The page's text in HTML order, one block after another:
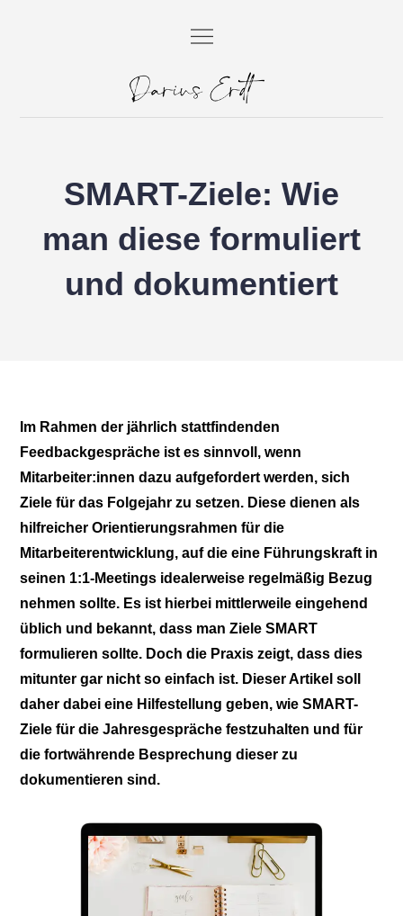
Darius Erdt
SMART-Ziele: Wie
man diese formuliert
und dokumentiert
Im Rahmen der jährlich stattfindenden
Feedbackgespräche ist es sinnvoll, wenn
Mitarbeiter:innen dazu aufgefordert werden, sich
Ziele für das Folgejahr zu setzen. Diese dienen als
hilfreicher Orientierungsrahmen für die
Mitarbeiterentwicklung, auf die eine Führungskraft in
seinen 1:1-Meetings idealerweise regelmäßig Bezug
nehmen sollte. Es ist hierbei mittlerweile eingehend
üblich und bekannt, dass man Ziele SMART
formulieren sollte. Doch die Praxis zeigt, dass dies
mitunter gar nicht so einfach ist. Dieser Artikel soll
daher dabei eine Hilfestellung geben, wie SMART-
Ziele für die Jahresgespräche festzuhalten und für
die fortwährende Besprechung dieser zu
dokumentieren sind.